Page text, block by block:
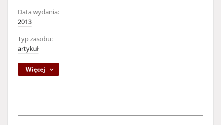
Data wydania:
2013
Typ zasobu:
artykuł
Więcej